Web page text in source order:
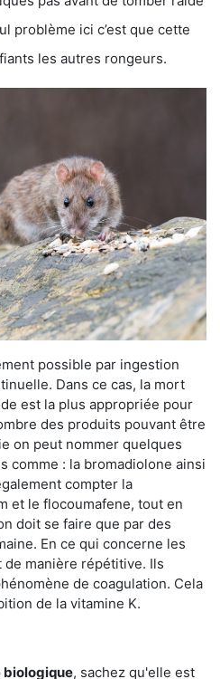
problème ici c’est que cette
les autres rongeurs.
possible par ingestion
Dans ce cas, la mort
est la plus appropriée pour
des produits pouvant être
on peut nommer quelques
comme : la bromadiolone ainsi
compter la
et le flocoumafene, tout en
doit se faire que par des
En ce qui concerne les
manière répétitive. Ils
de coagulation. Cela
de la vitamine K.
biologique, sachez qu'elle est